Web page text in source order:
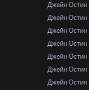
Джейн Остин
Джейн Остин
Джейн Остин
Джейн Остин
Джейн Остин
Джейн Остин
Джейн Остин